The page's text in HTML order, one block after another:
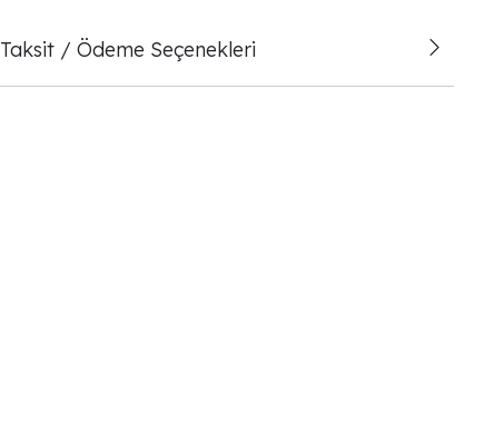
Taksit / Ödeme Seçenekleri